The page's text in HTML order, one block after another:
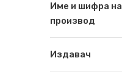
Име и шифра на
производ
Издавач